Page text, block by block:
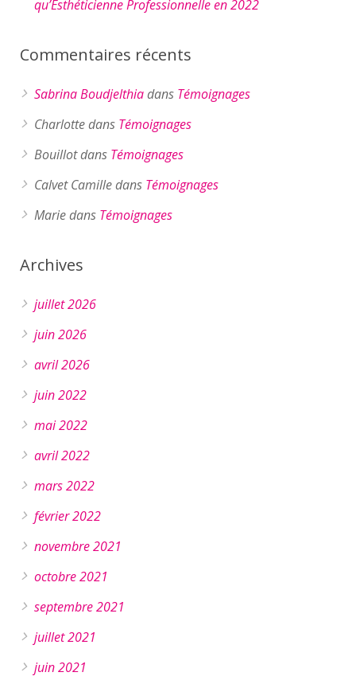
qu’Esthéticienne Professionnelle en 2022
Commentaires récents
Sabrina Boudjelthiadans Témoignages
Charlottedans Témoignages
Bouillotdans Témoignages
Calvet Camilledans Témoignages
Mariedans Témoignages
Archives
juillet 2026
juin 2026
avril 2026
juin 2022
mai 2022
avril 2022
mars 2022
février 2022
novembre 2021
octobre 2021
septembre 2021
juillet 2021
juin 2021